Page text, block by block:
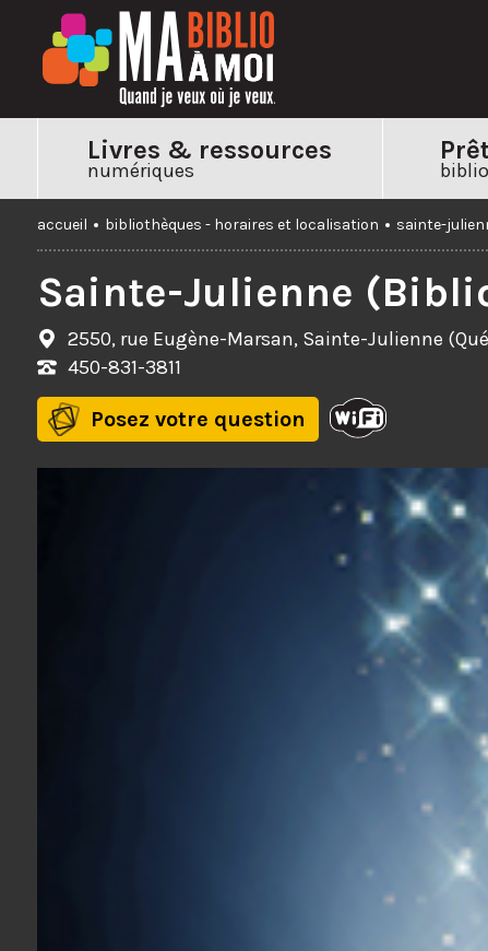
Livres & ressources
numériques
accueil bibliothèques - horaires et localisation sainte-
Sainte-Julienne
2550, rue Eugène-Marsan, Sainte-Julienne
450-831-3811
Posez votre question